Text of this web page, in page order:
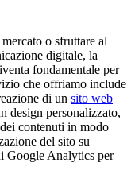
o sfruttare al
digitale, la
fondamentale per
che offriamo include
di un sito web
design personalizzato,
contenuti in modo
del sito su
Google Analytics per